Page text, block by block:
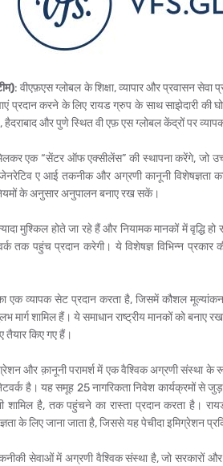
: वीएफ़एस ग्लोबल के शिक्षा, व्यापार और प्रवासन
प्रदान करने के लिए रायड ग्रुप के साथ साझेदारी की
और पुणे स्थित वी एफ़ एस ग्लोबल केंद्रों पर
एक “सेंटर ऑफ एक्सीलेंस” की स्थापना करेंगे, जो उच्च
जेनरेटिव ए आई तकनीक और अग्रणी कानूनी
के अनुसार अनुपालन बनाए रख सकें।
मुश्किल होते जा रहे हैं और नियामक मानकों में वृद्धि हो
तक पहुंच प्रदान करेगी। ये विशेषज्ञ विभिन्न
एक व्यापक सेट प्रदान करता है, जिसमें कौशल
मार्ग शामिल हैं। ये समाधान राष्ट्रीय मानकों को
किए गए हैं।
और क़ानूनी परामर्श में एक वैश्विक अग्रणी संस्था के
है। यह समूह 25 नागरिकता निवेश कार्यक्रमों से
भी शामिल है, तक पहुंचने का रास्ता प्रदान करता है।
के लिए जाना जाता है, जिससे यह पेचीदा इमिग्रेशन
सेवाओं में अग्रणी वैश्विक संस्था है, जो सरकारों और